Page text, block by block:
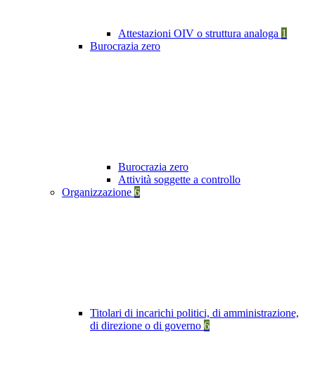
Attestazioni OIV o struttura analoga 1
Burocrazia zero
Burocrazia zero
Attività soggette a controllo
Organizzazione 6
Titolari di incarichi politici, di amministrazione,
di direzione o di governo 6